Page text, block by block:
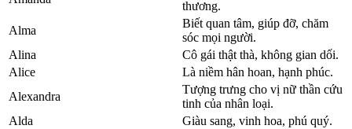
thương.
Alma
Biết quan tâm, giúp đỡ, chăm
sóc mọi người.
Alina
Cô gái thật thà, không gian dối.
Alice
Là niềm hân hoan, hạnh phúc.
Alexandra
Tượng trưng cho vị nữ thần cứu
tinh của nhân loại.
Alda
Giàu sang, vinh hoa, phú quý.